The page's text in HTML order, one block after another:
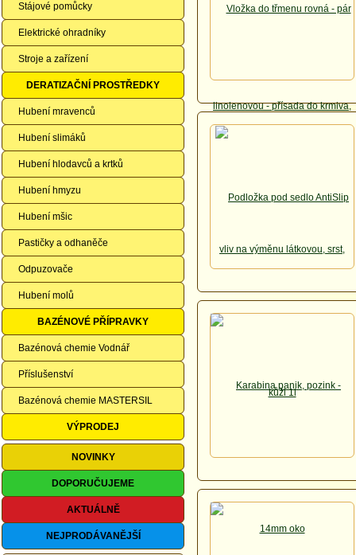
Stájové pomůcky
Elektrické ohradníky
Stroje a zařízení
DERATIZAČNÍ PROSTŘEDKY
Hubení mravenců
Hubení slimáků
Hubení hlodavců a krtků
Hubení hmyzu
Hubení mšic
Pastičky a odhaněče
Odpuzovače
Hubení molů
BAZÉNOVÉ PŘÍPRAVKY
Bazénová chemie Vodnář
Příslušenství
Bazénová chemie MASTERSIL
VÝPRODEJ
NOVINKY
DOPORUČUJEME
AKTUÁLNĚ
NEJPRODÁVANĚJŠÍ